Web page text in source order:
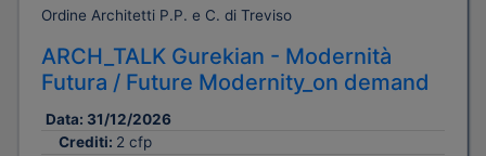
Ordine Architetti P.P. e C. di Treviso
ARCH_TALK Gurekian - Modernità
Futura / Future Modernity_on demand
Data: 31/12/2026
Crediti: 2 cfp